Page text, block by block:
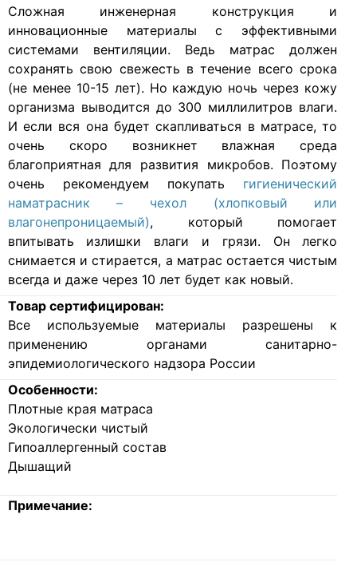
Cложная инженерная конструкция и
инновационные материалы с эффективными
системами вентиляции. Ведь матрас должен
сохранять свою свежесть в течение всего срока
(не менее 10-15 лет). Но каждую ночь через кожу
организма выводится до 300 миллилитров влаги.
И если вся она будет скапливаться в матрасе, то
очень скоро возникнет влажная среда
благоприятная для развития микробов. Поэтому
очень рекомендуем покупать гигиенический
наматрасник – чехол (хлопковый или
влагонепроницаемый), который помогает
впитывать излишки влаги и грязи. Он легко
снимается и стирается, а матрас остается чистым
всегда и даже через 10 лет будет как новый.
Товар сертифицирован:
Все используемые материалы разрешены к
применению органами санитарно-
эпидемиологического надзора России
Особенности:
Плотные края матраса
Экологически чистый
Гипоаллергенный состав
Дышащий
Примечание: